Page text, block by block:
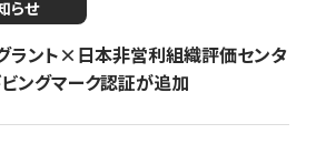
らせ
グラント×日本非営利組織評価センタ
ビングマーク認証が追加